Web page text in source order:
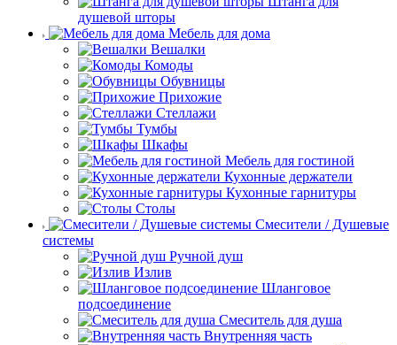
душевой шторы
Мебель для дома
Вешалки
Комоды
Обувницы
Прихожие
Стеллажи
Тумбы
Шкафы
Мебель для гостиной
Кухонные держатели
Кухонные гарнитуры
Столы
Смесители / Душевые
системы
Ручной душ
Излив
Шланговое
подсоединение
Смеситель для душа
Внутренняя часть